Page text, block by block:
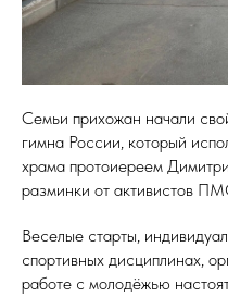
Семьи прихожан начали
гимна России, который
храма протоиереем
разминки от активистов
Веселые старты,
спортивных дисциплинах,
работе с молодёжью